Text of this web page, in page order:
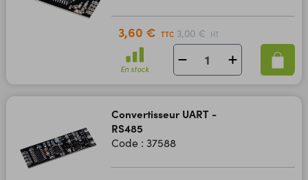
3,60 € TTC 3,00 € HT
En stock
Convertisseur UART -
RS485
Code : 37588